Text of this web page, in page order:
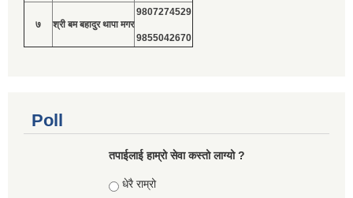
७ श्री बम बहादुर थापा मगर
9807274529
9855042670
Poll
तपाईलाई हाम्रो सेवा कस्तो लाग्यो ?
Choices
धेरै राम्रो